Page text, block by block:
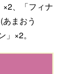
、「フィナ
まおう
×2。